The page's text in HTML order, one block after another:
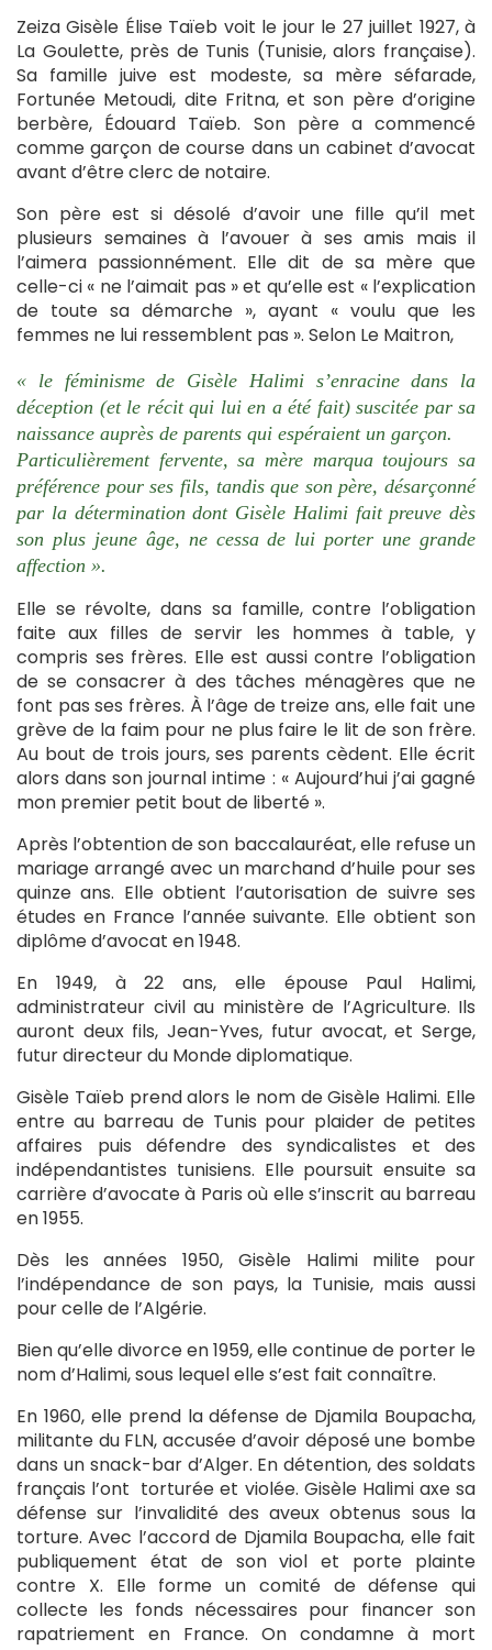
Zeiza Gisèle Élise Taïeb voit le jour le 27 juillet 1927, à
La Goulette, près de Tunis (Tunisie, alors française).
Sa famille juive est modeste, sa mère séfarade,
Fortunée Metoudi, dite Fritna, et son père d’origine
berbère, Édouard Taïeb. Son père a commencé
comme garçon de course dans un cabinet d’avocat
avant d’être clerc de notaire.
Son père est si désolé d’avoir une fille qu’il met
plusieurs semaines à l’avouer à ses amis mais il
l’aimera passionnément. Elle dit de sa mère que
celle-ci « ne l’aimait pas » et qu’elle est « l’explication
de toute sa démarche », ayant « voulu que les
femmes ne lui ressemblent pas ». Selon Le Maitron,
« le féminisme de Gisèle Halimi s’enracine dans la
déception (et le récit qui lui en a été fait) suscitée par sa
naissance auprès de parents qui espéraient un garçon.
Particulièrement fervente, sa mère marqua toujours sa
préférence pour ses fils, tandis que son père, désarçonné
par la détermination dont Gisèle Halimi fait preuve dès
son plus jeune âge, ne cessa de lui porter une grande
affection ».
Elle se révolte, dans sa famille, contre l’obligation
faite aux filles de servir les hommes à table, y
compris ses frères. Elle est aussi contre l’obligation
de se consacrer à des tâches ménagères que ne
font pas ses frères. À l’âge de treize ans, elle fait une
grève de la faim pour ne plus faire le lit de son frère.
Au bout de trois jours, ses parents cèdent. Elle écrit
alors dans son journal intime : « Aujourd’hui j’ai gagné
mon premier petit bout de liberté ».
Après l’obtention de son baccalauréat, elle refuse un
mariage arrangé avec un marchand d’huile pour ses
quinze ans. Elle obtient l’autorisation de suivre ses
études en France l’année suivante. Elle obtient son
diplôme d’avocat en 1948.
En 1949, à 22 ans, elle épouse Paul Halimi,
administrateur civil au ministère de l’Agriculture. Ils
auront deux fils, Jean-Yves, futur avocat, et Serge,
futur directeur du Monde diplomatique.
Gisèle Taïeb prend alors le nom de Gisèle Halimi. Elle
entre au barreau de Tunis pour plaider de petites
affaires puis défendre des syndicalistes et des
indépendantistes tunisiens. Elle poursuit ensuite sa
carrière d’avocate à Paris où elle s’inscrit au barreau
en 1955.
Dès les années 1950, Gisèle Halimi milite pour
l’indépendance de son pays, la Tunisie, mais aussi
pour celle de l’Algérie.
Bien qu’elle divorce en 1959, elle continue de porter le
nom d’Halimi, sous lequel elle s’est fait connaître.
En 1960, elle prend la défense de Djamila Boupacha,
militante du FLN, accusée d’avoir déposé une bombe
dans un snack-bar d’Alger. En détention, des soldats
français l’ont torturée et violée. Gisèle Halimi axe sa
défense sur l’invalidité des aveux obtenus sous la
torture. Avec l’accord de Djamila Boupacha, elle fait
publiquement état de son viol et porte plainte
contre X. Elle forme un comité de défense qui
collecte les fonds nécessaires pour financer son
rapatriement en France. On condamne à mort